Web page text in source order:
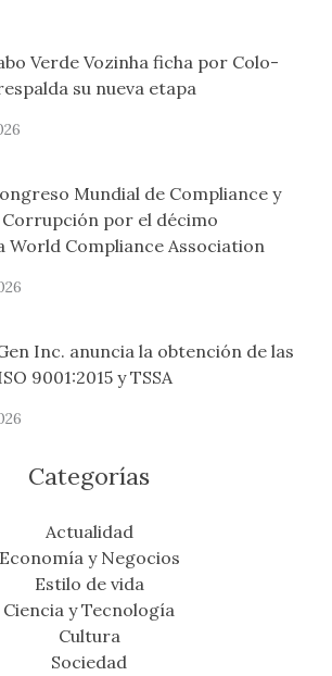
Verde Vozinha ficha por Colo-
su nueva etapa
Mundial de Compliance y
por el décimo
World Compliance Association
Inc. anuncia la obtención de las
9001:2015 y TSSA
Categorías
Actualidad
Economía y Negocios
Estilo de vida
Ciencia y Tecnología
Cultura
Sociedad